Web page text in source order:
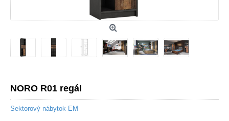
NORO R01 regál
Sektorový nábytok EM